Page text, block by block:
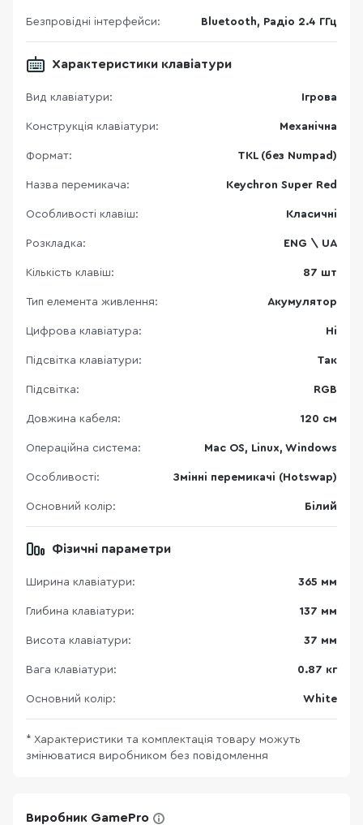
Безпровідні інтерфейси: Bluetooth, Радіо 2.4 ГГц
Характеристики клавіатури
Вид клавіатури: Ігрова
Конструкція клавіатури: Механічна
Формат: TKL (без Numpad)
Назва перемикача: Keychron Super Red
Особливості клавіш: Класичні
Розкладка: ENG \ UA
Кількість клавіш: 87 шт
Тип елемента живлення: Акумулятор
Цифрова клавіатура: Ні
Підсвітка клавіатури: Так
Підсвітка: RGB
Довжина кабеля: 120 см
Операційна система: Mac OS, Linux, Windows
Особливості: Змінні перемикачі (Hotswap)
Основний колір: Білий
Фізичні параметри
Ширина клавіатури: 365 мм
Глибина клавіатури: 137 мм
Висота клавіатури: 37 мм
Вага клавіатури: 0.87 кг
Основний колір: White
* Характеристики та комплектація товару можуть
змінюватися виробником без повідомлення
Виробник GamePro